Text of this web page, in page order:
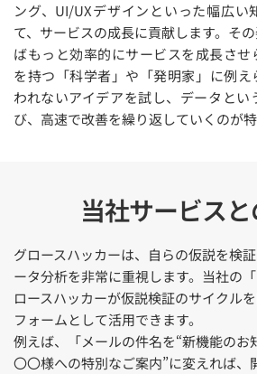
ング、UI/UXデザインといった幅広い
て、サービスの成長に貢献します。そ
ばもっと効率的にサービスを成長させ
を持つ「科学者」や「発明家」に例え
われないアイデアを試し、データと
び、高速で改善を繰り返していくのが特
当社サービス
グロースハッカーは、自らの仮説を検
ータ分析を非常に重視します。当社の「
ロースハッカーが仮説検証のサイクル
フォームとして活用できます。
例えば、「メールの件名を“新機能のお
〇〇様への特別なご案内”に変えれば、